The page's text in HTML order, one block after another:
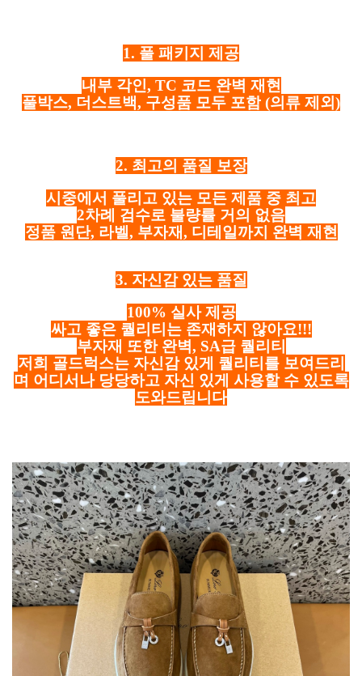
1. 풀 패키지 제공
내부 각인, TC 코드 완벽 재현
풀박스, 더스트백, 구성품 모두 포함 (의류 제외)
2. 최고의 품질 보장
시중에서 풀리고 있는 모든 제품 중 최고
2차례 검수로 불량률 거의 없음
정품 원단, 라벨, 부자재, 디테일까지 완벽 재현
3. 자신감 있는 품질
100% 실사 제공
싸고 좋은 퀄리티는 존재하지 않아요!!!
부자재 또한 완벽, SA급 퀄리티
저희 골드럭스는 자신감 있게 퀄리티를 보여드리
며 어디서나 당당하고 자신 있게 사용할 수 있도록
도와드립니다